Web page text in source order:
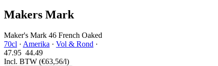
Makers Mark
Maker's Mark 46 French Oaked
70cl · Amerika · Vol & Rond ·
47.95 44.49
Incl. BTW (€63,56/l)